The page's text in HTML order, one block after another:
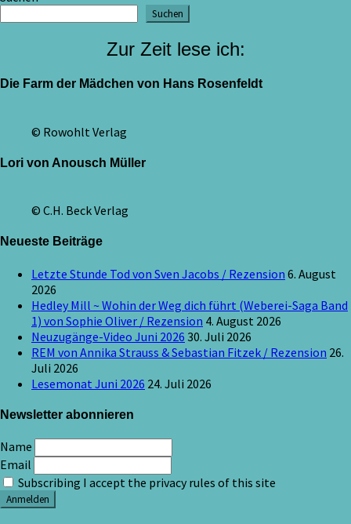
Suchen
Zur Zeit lese ich:
Die Farm der Mädchen von Hans Rosenfeldt
© Rowohlt Verlag
Lori von Anousch Müller
© C.H. Beck Verlag
Neueste Beiträge
Letzte Stunde Tod von Sven Jacobs / Rezension 6. August
2026
Hedley Mill ~ Wohin der Weg dich führt (Weberei-Saga Band
1) von Sophie Oliver / Rezension 4. August 2026
Neuzugänge-Video Juni 2026 30. Juli 2026
REM von Annika Strauss & Sebastian Fitzek / Rezension 26.
Juli 2026
Lesemonat Juni 2026 24. Juli 2026
Newsletter abonnieren
Name
Email
Subscribing I accept the privacy rules of this site